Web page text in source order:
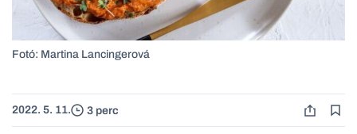
Fotó: Martina Lancingerová
2022. 5. 11. 3 perc